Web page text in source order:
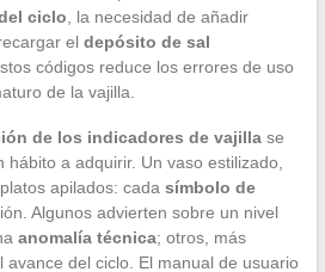
ciclo , la necesidad de añadir
el depósito de sal
códigos reduce los errores de uso
de la vajilla.
de los indicadores de vajillase
a adquirir. Un vaso estilizado,
apilados: cada símbolo de
Algunos advierten sobre un nivel
anomalía técnica; otros, más
del ciclo. El manual de usuario